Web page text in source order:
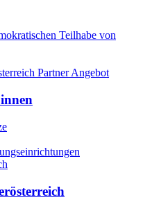
Teilhabe von
Partner Angebot